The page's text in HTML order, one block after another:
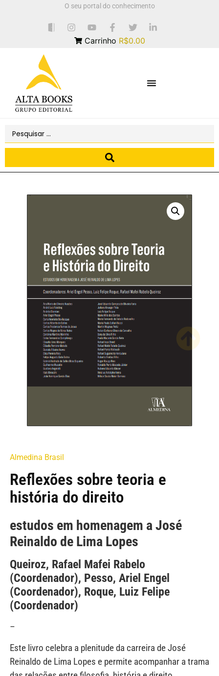
O seu portal do conhecimento
Carrinho R$0.00
Almedina Brasil
Reflexões sobre teoria e
história do direito
estudos em homenagem a José
Reinaldo de Lima Lopes
Queiroz, Rafael Mafei Rabelo
(Coordenador), Pesso, Ariel Engel
(Coordenador), Roque, Luiz Felipe
(Coordenador)
–
Este livro celebra a plenitude da carreira de José
Reinaldo de Lima Lopes e permite acompanhar a trama